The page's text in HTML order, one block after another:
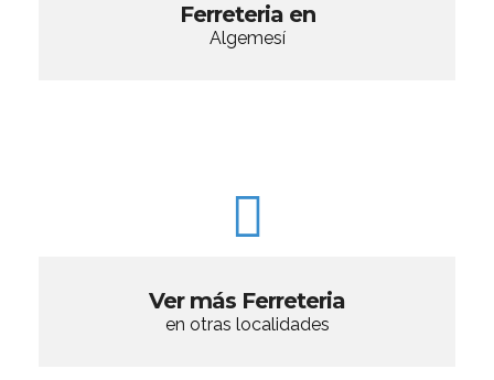
Ferreteria en
Algemesí
Ver más Ferreteria
en otras localidades